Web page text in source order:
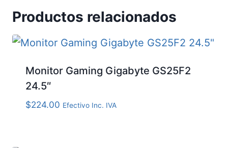
Productos relacionados
Monitor Gaming Gigabyte GS25F2
24.5″
$224.00 Efectivo Inc. IVA